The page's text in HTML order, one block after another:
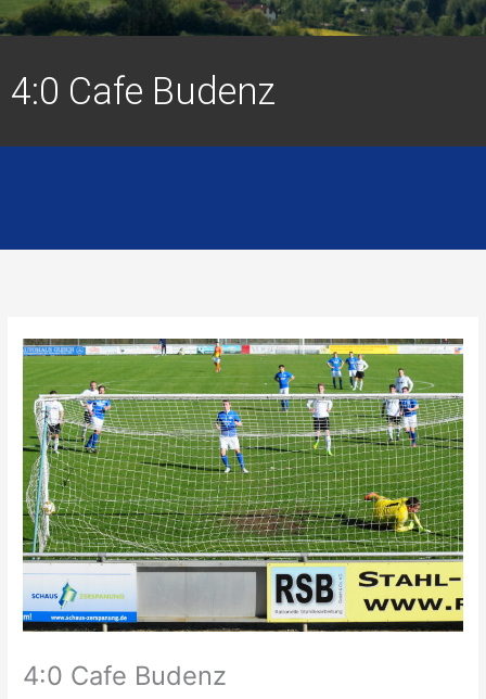
4:0 Cafe Budenz
4:0 Cafe Budenz